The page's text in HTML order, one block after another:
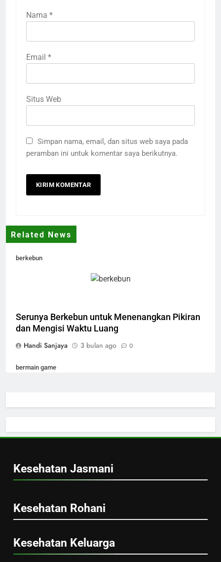
Nama *
Email *
Situs Web
Simpan nama, email, dan situs web saya pada
peramban ini untuk komentar saya berikutnya.
Related News
berkebun
Serunya Berkebun untuk Menenangkan Pikiran
dan Mengisi Waktu Luang
Handi Sanjaya
3 bulan ago 0
bermain game
Melepas Penat
Serunya Menggambar untuk Menenangkan
Pikiran dan Mengasah Kreativitas
Kesehatan Jasmani
Kesehatan Rohani
Kesehatan Keluarga